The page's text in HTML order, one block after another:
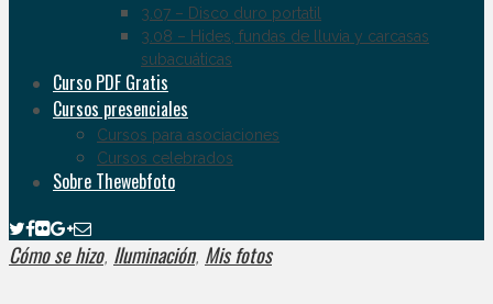
3.07 – Disco duro portatil
3.08 – Hides, fundas de lluvia y carcasas
subacuáticas
Curso PDF Gratis
Cursos presenciales
Cursos para asociaciones
Cursos celebrados
Sobre Thewebfoto
Cómo se hizo, Iluminación, Mis fotos